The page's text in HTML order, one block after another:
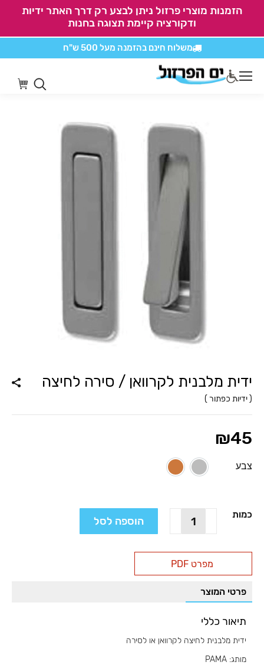
הזמנות מוצרי פרזול ניתן לבצע רק דרך האתר ידיות
ודקורציה קיימת תצוגה בחנות
משלוח חינם בהזמנה מעל 500 ש"ח
ידית מלבנית לקרוואן / סירה לחיצה
( ידיות כפתור )
₪45
צבע
ניקל מטחום ברונזה
כמות
מלבנית
לקרוואן
/
סירה
לחיצה
הוספה לסל
פרטי המוצר
תיאור כללי
ידית מלבנית לחיצה לקרוואן או לסירה
מותג: PAMA
מפרט PDF